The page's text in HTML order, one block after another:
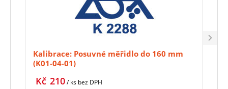
Kalibrace: Posuvné měřidlo do 160 mm
(K01-04-01)
210
Kč / ks bez DPH